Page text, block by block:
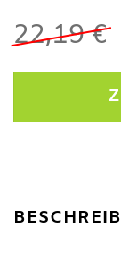
22,19€